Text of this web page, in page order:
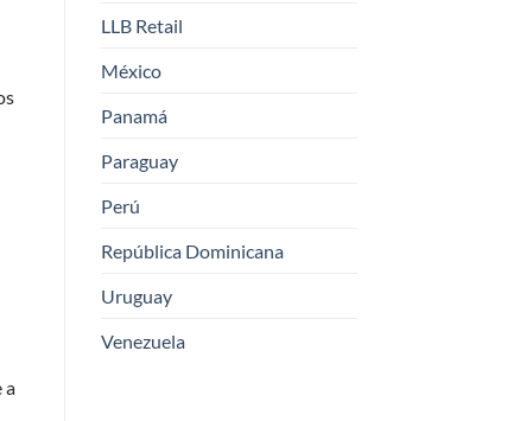
a
LLB Retail
México
Panamá
Paraguay
Perú
República Dominicana
Uruguay
Venezuela